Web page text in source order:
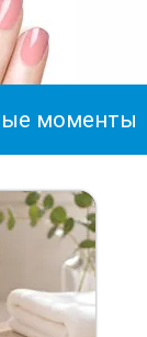
моменты